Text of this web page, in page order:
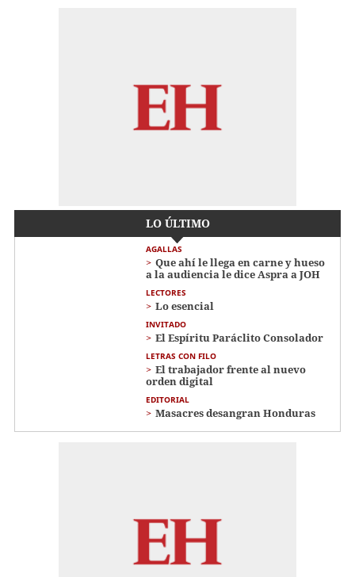
LO ÚLTIMO
AGALLAS
Que ahí le llega en carne y hueso
a la audiencia le dice Aspra a JOH
LECTORES
Lo esencial
INVITADO
El Espíritu Paráclito Consolador
LETRAS CON FILO
El trabajador frente al nuevo
orden digital
EDITORIAL
Masacres desangran Honduras